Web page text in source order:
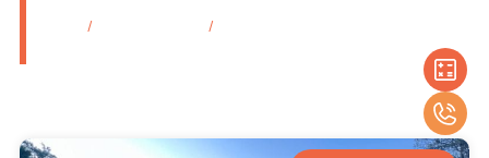
/ /